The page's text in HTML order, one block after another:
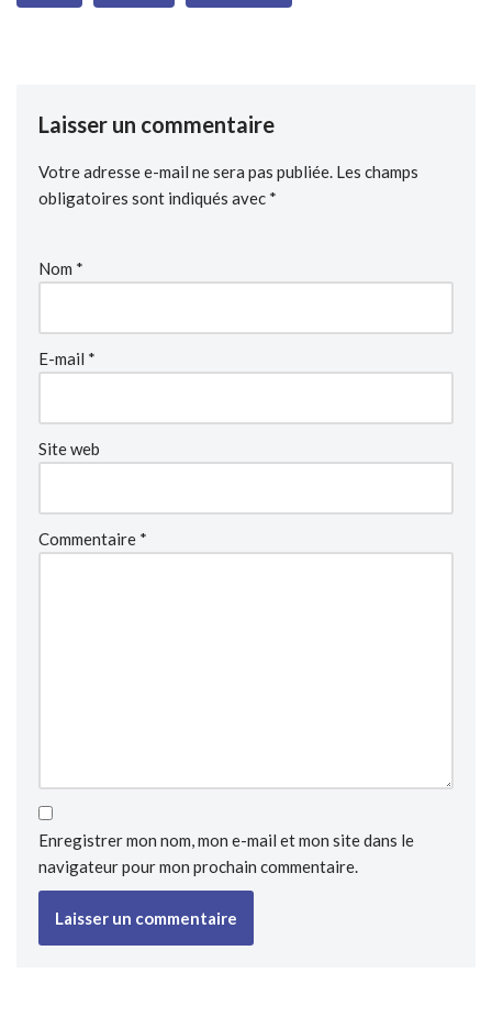
Laisser un commentaire
Votre adresse e-mail ne sera pas publiée. Les champs
obligatoires sont indiqués avec *
Nom *
E-mail *
Site web
Commentaire *
Enregistrer mon nom, mon e-mail et mon site dans le
navigateur pour mon prochain commentaire.